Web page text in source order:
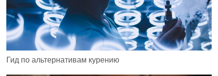
Гид по альтернативам курению